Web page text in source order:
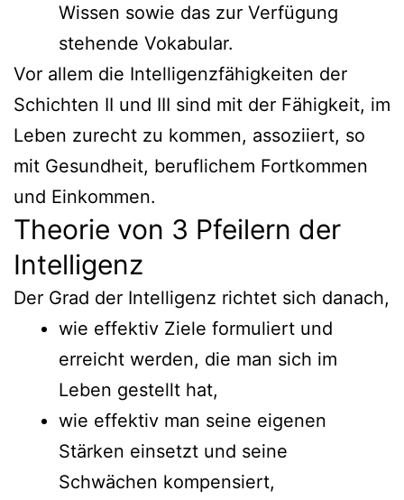
Wissen sowie das zur Verfügung
stehende Vokabular.
Vor allem die Intelligenzfähigkeiten der
Schichten II und III sind mit der Fähigkeit, im
Leben zurecht zu kommen, assoziiert, so
mit Gesundheit, beruflichem Fortkommen
und Einkommen.
Theorie von 3 Pfeilern der
Intelligenz
Der Grad der Intelligenz richtet sich danach,
wie effektiv Ziele formuliert und
erreicht werden, die man sich im
Leben gestellt hat,
wie effektiv man seine eigenen
Stärken einsetzt und seine
Schwächen kompensiert,